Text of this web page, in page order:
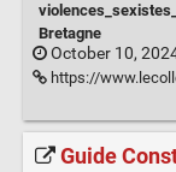
Bretagne
October 10,
https://
Guide